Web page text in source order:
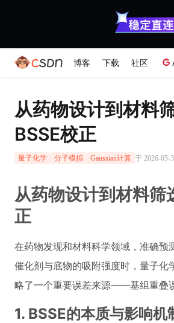
博客 下载 社区
从药物设计到材料
BSSE校正
量子化学 分子模拟 Gaussian计算 于 2026-05-
从药物设计到材料
正
在药物发现和材料科学领域，准确
催化剂与底物的吸附强度时，量子
略了一个重要误差来源——基组重叠
1. BSSE的本质与影响机